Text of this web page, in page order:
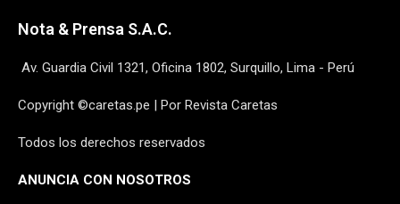
Nota & Prensa S.A.C.
Av. Guardia Civil 1321, Oficina 1802, Surquillo, Lima - Perú
Copyright ©caretas.pe | Por Revista Caretas
Todos los derechos reservados
ANUNCIA CON NOSOTROS